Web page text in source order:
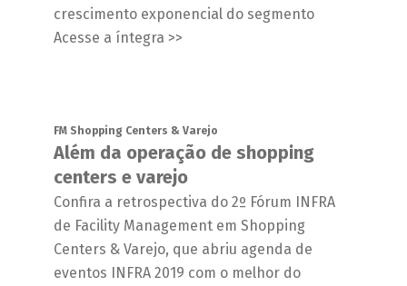
crescimento exponencial do segmento
Acesse a íntegra >>
FM Shopping Centers & Varejo
Além da operação de shopping
centers e varejo
Confira a retrospectiva do 2º Fórum INFRA
de Facility Management em Shopping
Centers & Varejo, que abriu agenda de
eventos INFRA 2019 com o melhor do